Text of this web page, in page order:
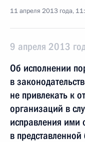
11 апреля 2013 года,
9 апреля 2013
Об исполнении
в
не привлекать к
организаций в
исправления
в представленной